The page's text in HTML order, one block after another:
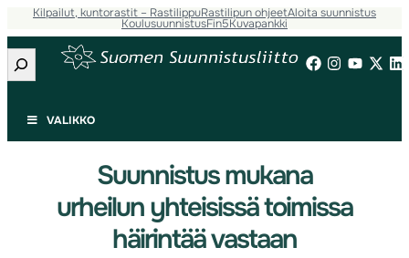
Kilpailut, kuntorastit – RastilippuRastilipun ohjeetAloita suunnistus
KoulusuunnistusFin5Kuvapankki
Etsi
VALIKKO
Suunnistus mukana
urheilun yhteisissä toimissa
häirintää vastaan